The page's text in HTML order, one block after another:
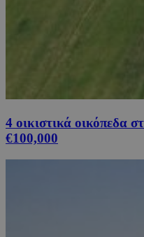
4 οικιστικά οικόπεδα
€100,000